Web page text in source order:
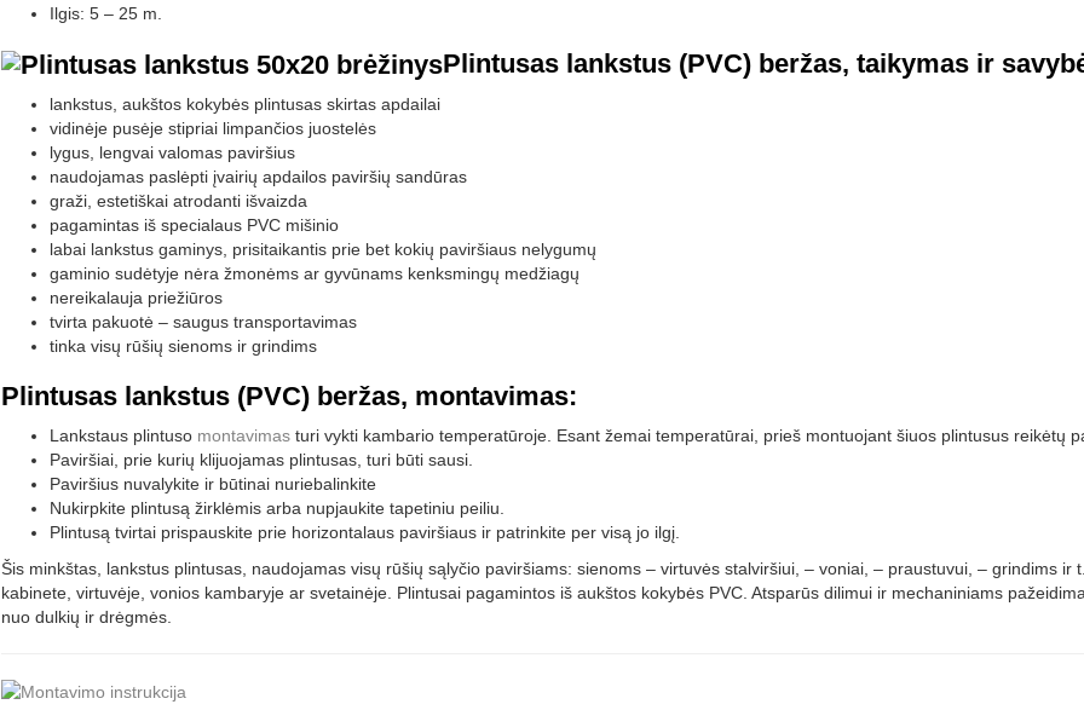
Ilgis: 5 – 25 m.
Plintusas lankstus (PVC) beržas, taikymas ir
lankstus, aukštos kokybės plintusas skirtas apdailai
vidinėje pusėje stipriai limpančios juostelės
lygus, lengvai valomas paviršius
naudojamas paslėpti įvairių apdailos paviršių sandūras
graži, estetiškai atrodanti išvaizda
pagamintas iš specialaus PVC mišinio
labai lankstus gaminys, prisitaikantis prie bet kokių paviršiaus nelygumų
gaminio sudėtyje nėra žmonėms ar gyvūnams kenksmingų medžiagų
nereikalauja priežiūros
tvirta pakuotė – saugus transportavimas
tinka visų rūšių sienoms ir grindims
Plintusas lankstus (PVC) beržas, montavimas:
Lankstaus plintuso montavimas turi vykti kambario temperatūroje. Esant žemai temperatūrai, prieš montuojant šiuos plintusus reikėtų
Paviršiai, prie kurių klijuojamas plintusas, turi būti sausi.
Paviršius nuvalykite ir būtinai nuriebalinkite
Nukirpkite plintusą žirklėmis arba nupjaukite tapetiniu peiliu.
Plintusą tvirtai prispauskite prie horizontalaus paviršiaus ir patrinkite per visą jo ilgį.
Šis minkštas, lankstus plintusas, naudojamas visų rūšių sąlyčio paviršiams: sienoms – virtuvės stalviršiui, – voniai, – praustuvui, – grindims
kabinete, virtuvėje, vonios kambaryje ar svetainėje. Plintusai pagamintos iš aukštos kokybės PVC. Atsparūs dilimui ir mechaniniams
nuo dulkių ir drėgmės.